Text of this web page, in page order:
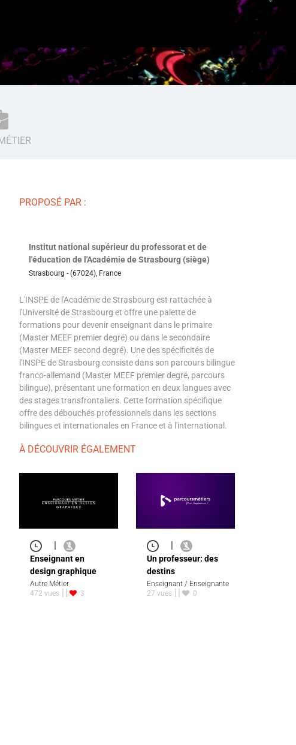
PROPOSÉ PAR :
Institut national supérieur du professorat et de
l'éducation de l'Académie de Strasbourg (siège)
Strasbourg - (67024), France
L'INSPE de l'Académie de Strasbourg est rattachée à
l'Université de Strasbourg et offre une palette de
formations pour devenir enseignant dans le primaire
(Master MEEF premier degré) ou dans le secondaire
(Master MEEF second degré). Une des spécificités de
l'INSPE de Strasbourg consiste dans son parcours bilingue
franco-allemand (Master MEEF premier degré, parcours
bilingue), présentant une formation en deux langues avec
des stages transfrontaliers. Cette formation spécifique
offre des débouchés professionnels dans les sections
bilingues et internationales en France et à l'international.
À DÉCOUVRIR ÉGALEMENT
|
Enseignant en
design graphique
Autre Métier
472 vues
3
|
Un professeur: des
destins
Enseignant / Enseignante
27 vues
0